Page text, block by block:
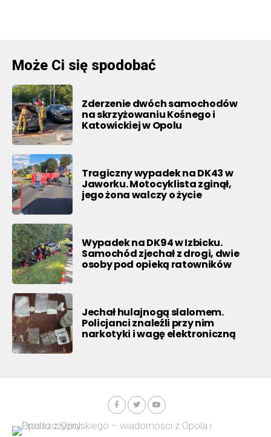
Może Ci się spodobać
Zderzenie dwóch samochodów
na skrzyżowaniu Kośnego i
Katowickiej w Opolu
Tragiczny wypadek na DK43 w
Jaworku. Motocyklista zginął,
jego żona walczy o życie
Wypadek na DK94 w Izbicku.
Samochód zjechał z drogi, dwie
osoby pod opieką ratowników
Jechał hulajnogą slalomem.
Policjanci znaleźli przy nim
narkotyki i wagę elektroniczną